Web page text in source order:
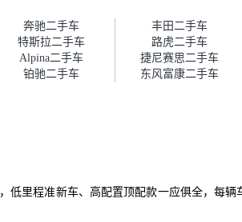
障。”
帮
后
式，
奔驰二手车 丰田二手车
特斯拉二手车 路虎二手车
Alpina二手车 捷尼赛思二手车
铂驰二手车 东风富康二手车
里程准新车、高配置顶配款一应俱全，每辆